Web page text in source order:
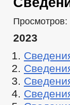
Просмотров:
2023